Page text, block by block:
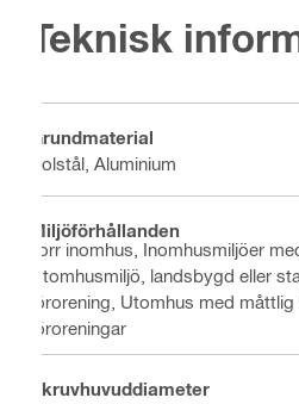
Teknisk
Grundmaterial
Kolstål, Aluminium
Miljöförhållanden
Torr inomhus, Inomhusmiljöer
Utomhusmiljö, landsbygd eller
förorening, Utomhus med
föroreningar
Skruvhuvuddiameter